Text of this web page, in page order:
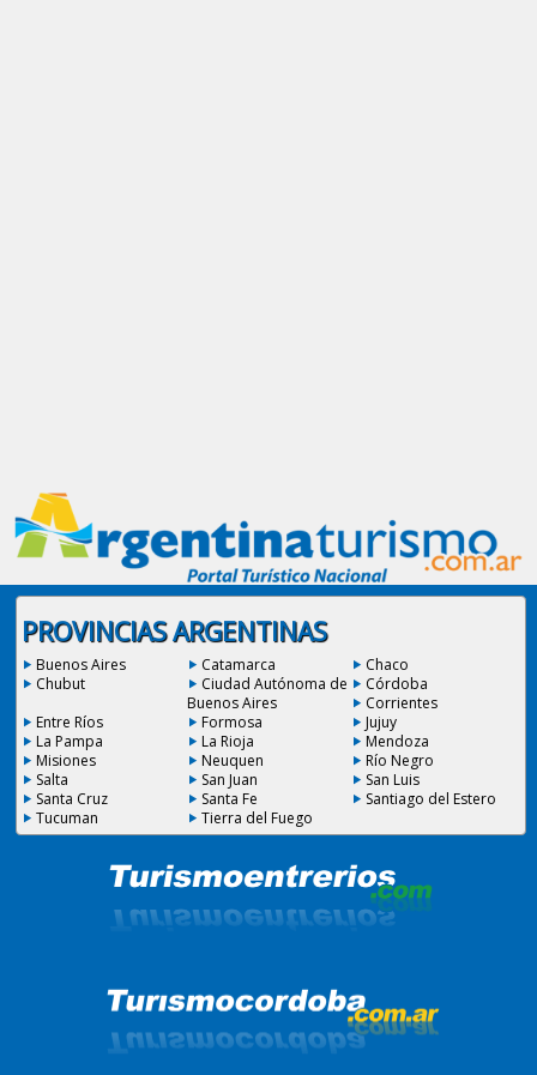
PROVINCIAS ARGENTINAS
Buenos Aires Catamarca
Chaco
Chubut
Ciudad Autónoma de
Buenos Aires
Córdoba
Corrientes
Entre Ríos
Formosa
Jujuy
La Pampa
La Rioja
Mendoza
Misiones
Neuquen
Río Negro
Salta
San Juan
San Luis
Santa Cruz
Santa Fe
Santiago del Estero
Tucuman
Tierra del Fuego